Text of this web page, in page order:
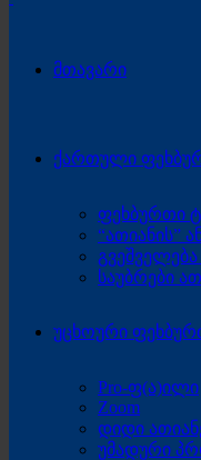
მთავარი
ქართული
ფეხბურთი
“ათიანის”
საუბრები
უცხოური
Pro-ფ(ა)ილი
Zoom
დიდი
უმადური